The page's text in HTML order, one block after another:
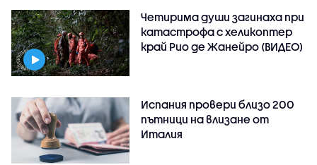
Четирима души загинаха при
катастрофа с хеликоптер
край Рио де Жанейро (ВИДЕО)
Испания провери близо 200
пътници на влизане от
Италия